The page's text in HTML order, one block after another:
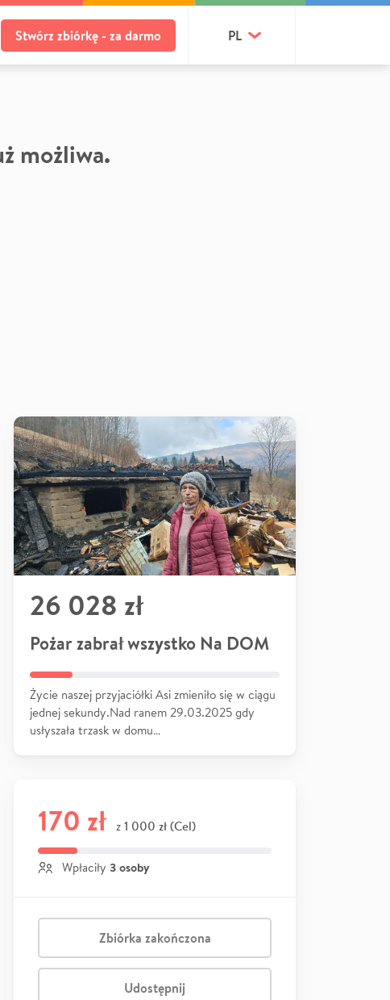
Stwórz zbiórkę - za darmo PL
możliwa.
26 028 zł
Pożar zabrał wszystko Na DOM
Życie naszej przyjaciółki Asi zmieniło się w ciągu
jednej sekundy.Nad ranem 29.03.2025 gdy
usłyszała trzask w domu…
170 zł z 1 000 zł (Cel)
Wpłaciły 3 osoby
Zbiórka zakończona
Udostępnij